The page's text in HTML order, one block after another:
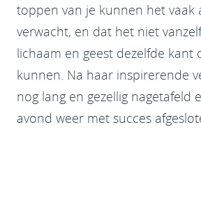
toppen van je kunnen het vaak
verwacht, en dat het niet
lichaam en geest dezelfde kant
kunnen. Na haar inspirerende
nog lang en gezellig nagetafeld
avond weer met succes